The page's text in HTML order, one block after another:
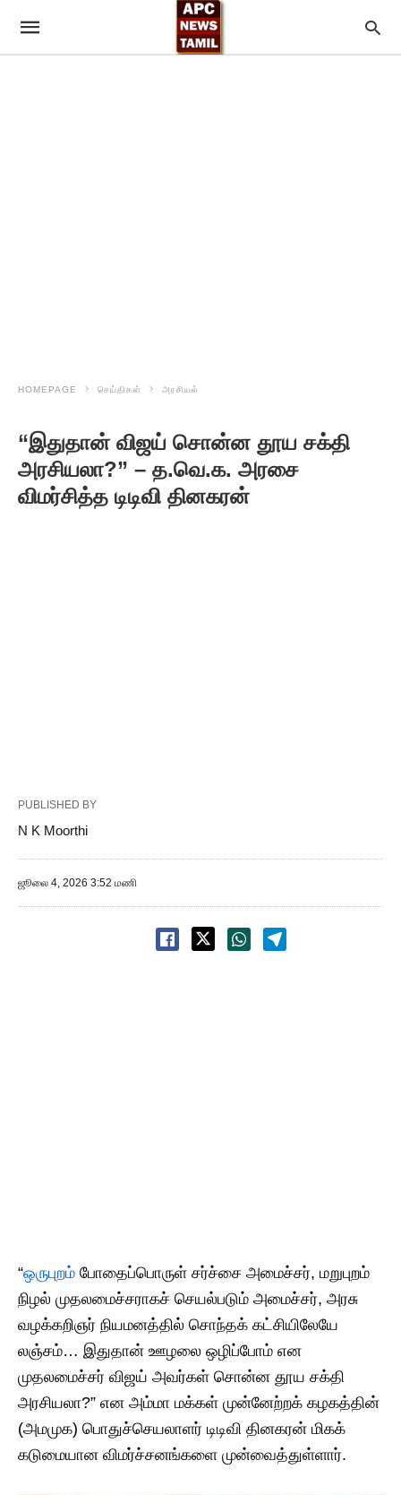
HOMEPAGE செய்திகள் அரசியல்
“இதுதான் விஜய் சொன்ன தூய சக்தி
அரசியலா?” – த.வெ.க. அரசை
விமர்சித்த டிடிவி தினகரன்
PUBLISHED BY
N K Moorthi
ஜூலை 4, 2026 3:52 மணி
“ஒருபுறம் போதைப்பொருள் சர்ச்சை அமைச்சர், மறுபுறம்
நிழல் முதலமைச்சராகச் செயல்படும் அமைச்சர், அரசு
வழக்கறிஞர் நியமனத்தில் சொந்தக் கட்சியிலேயே
லஞ்சம்… இதுதான் ஊழலை ஒழிப்போம் என
முதலமைச்சர் விஜய் அவர்கள் சொன்ன தூய சக்தி
அரசியலா?” என அம்மா மக்கள் முன்னேற்றக் கழகத்தின்
(அமமுக) பொதுச்செயலாளர் டிடிவி தினகரன் மிகக்
கடுமையான விமர்ச்சனங்களை முன்வைத்துள்ளார்.